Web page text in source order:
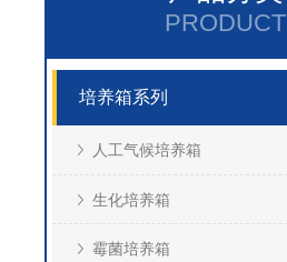
PRODUCT
培养箱系列
人工气候培养箱
生化培养箱
霉菌培养箱